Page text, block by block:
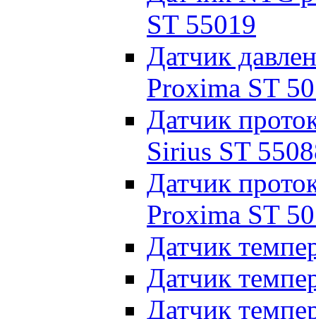
ST 55019
Датчик
Proxima ST
Датчик
Sirius ST
Датчик
Proxima ST
Датчик
Датчик
Датчик